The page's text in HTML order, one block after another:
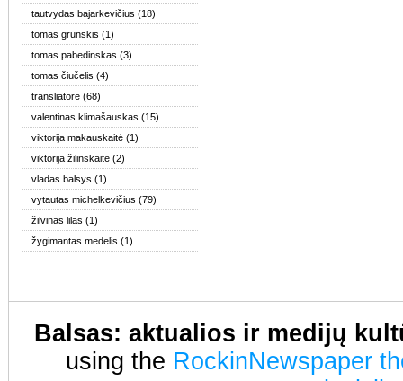
tautvydas bajarkevičius (18)
tomas grunskis (1)
tomas pabedinskas (3)
tomas čiučelis (4)
transliatorė (68)
valentinas klimašauskas (15)
viktorija makauskaitė (1)
viktorija žilinskaitė (2)
vladas balsys (1)
vytautas michelkevičius (79)
žilvinas lilas (1)
žygimantas medelis (1)
Balsas: aktualios ir medijų
using the RockinNewspaper